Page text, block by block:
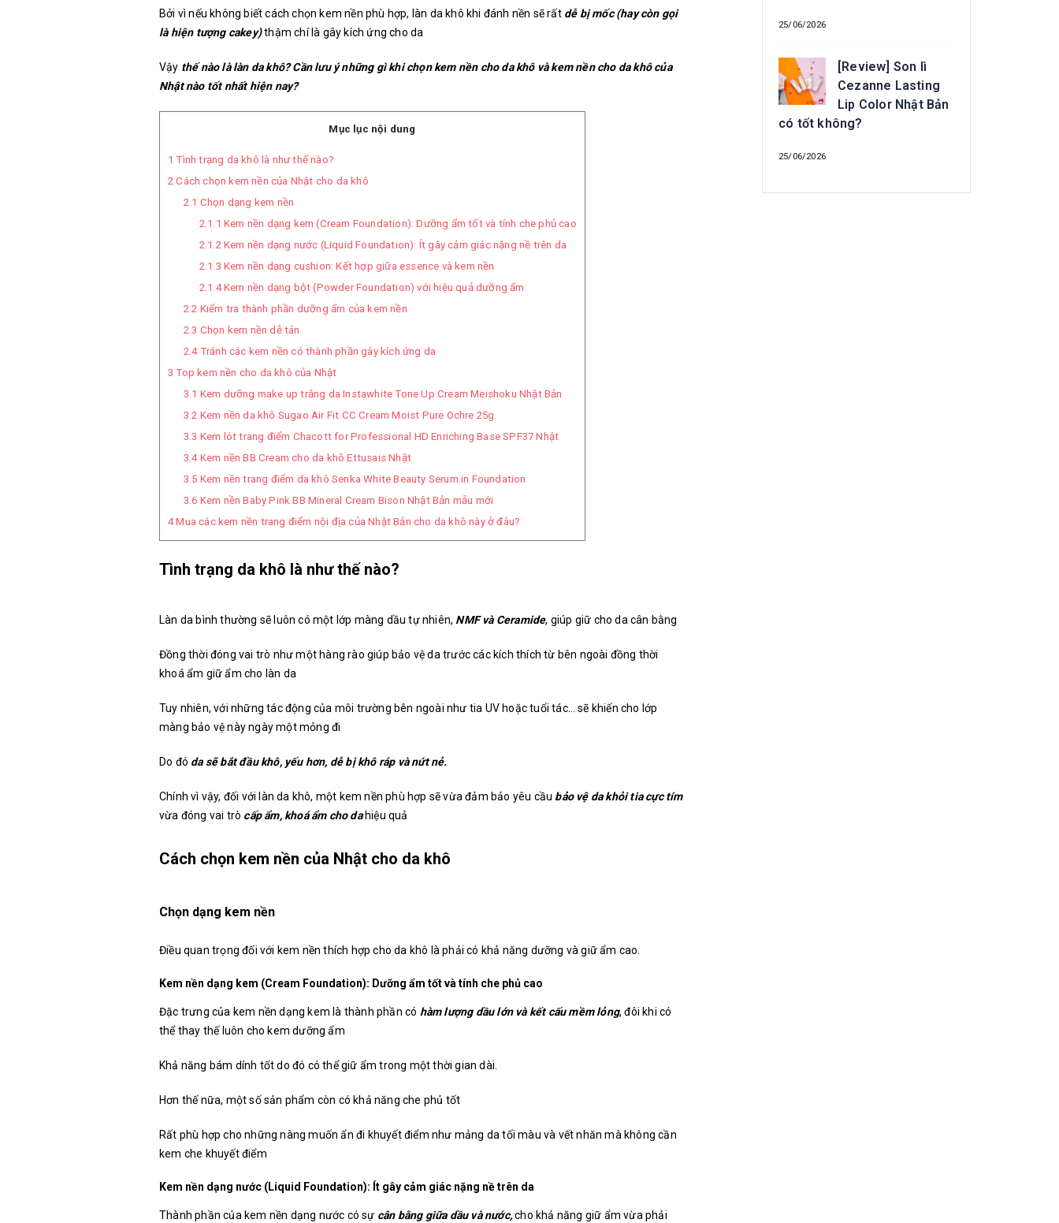
Bởi vì nếu không biết cách chọn kem nền phù hợp, làn da khô khi đánh nền sẽ rấtdễ bị mốc (hay còn gọi
là hiện tượng cakey)thậm chí là gây kích ứng cho da
Vậy thế nào là làn da khô? Cần lưu ý những gì khi chọn kem nền cho da khô và kem nền cho da khô của
Nhật nào tốt nhất hiện nay?
Mục lục nội dung
1 Tình trạng da khô là như thế nào?
2 Cách chọn kem nền của Nhật cho da khô
2.1 Chọn dạng kem nền
2.1.1 Kem nền dạng kem (Cream Foundation): Dưỡng ẩm tốt và tính che phủ cao
2.1.2Kem nền dạng nước (Liquid Foundation): Ít gây cảm giác nặng nề trên da
2.1.3 Kem nền dạng cushion: Kết hợp giữa essence và kem nền
2.1.4Kem nền dạng bột (Powder Foundation) với hiệu quả dưỡng ẩm
2.2 Kiểm tra thành phần dưỡng ẩm của kem nền
2.3 Chọn kem nền dễ tán
2.4Tránh các kem nền có thành phần gây kích ứng da
3 Top kem nền cho da khô của Nhật
3.1 Kem dưỡng make up trắng da Instawhite Tone Up Cream Meishoku Nhật Bản
3.2 Kem nền da khô Sugao Air Fit CC Cream Moist Pure Ochre 25g
3.3 Kem lót trang điểm Chacott for Professional HD Enriching Base SPF37 Nhật
3.4Kem nền BB Cream cho da khô Ettusais Nhật
3.5 Kem nền trang điểm da khô Senka White Beauty Serum in Foundation
3.6 Kem nền Baby Pink BB Mineral Cream Bison Nhật Bản mẫu mới
4Mua các kem nền trang điểm nội địa của Nhật Bản cho da khô này ở đâu?
Tình trạng da khô là như thế nào?
Làn da bình thường sẽ luôn có một lớp màng dầu tự nhiên, NMF và Ceramide, giúp giữ cho da cân bằng
Đồng thời đóng vai trò như một hàng rào giúp bảo vệ da trước các kích thích từ bên ngoài đồng thời
khoá ẩm giữ ẩm cho làn da
Tuy nhiên, với những tác động của môi trường bên ngoài như tia UV hoặc tuổi tác… sẽ khiến cho lớp
màng bảo vệ này ngày một mỏng đi
Do đó da sẽ bắt đầu khô, yếu hơn, dễ bị khô ráp và nứt nẻ.
Chính vì vậy, đối với làn da khô, một kem nền phù hợp sẽ vừa đảm bảo yêu cầubảo vệ da khỏi tia cực tím
vừa đóng vai trò cấp ẩm, khoá ẩm cho da hiệu quả
Cách chọn kem nền của Nhật cho da khô
Chọn dạng kem nền
Điều quan trọng đối với kem nền thích hợp cho da khô là phải có khả năng dưỡng và giữ ẩm cao.
Kem nền dạng kem (Cream Foundation): Dưỡng ẩm tốt và tính che phủ cao
Đặc trưng của kem nền dạng kem là thành phần có hàm lượng dầu lớn và kết cấu mềm lỏng, đôi khi có
thể thay thế luôn cho kem dưỡng ẩm
Khả năng bám dính tốt do đó có thể giữ ẩm trong một thời gian dài.
Hơn thế nữa, một số sản phẩm còn có khả năng che phủ tốt
Rất phù hợp cho những nàng muốn ẩn đi khuyết điểm như mảng da tối màu và vết nhăn mà không cần
kem che khuyết điểm
Kem nền dạng nước (Liquid Foundation): Ít gây cảm giác nặng nề trên da
Thành phần của kem nền dạng nước có sự cân bằng giữa dầu và nước,cho khả năng giữ ẩm vừa phải
25/06/2026
[Review] Son lì
Cezanne Lasting
Lip Color Nhật Bản
có tốt không?
25/06/2026